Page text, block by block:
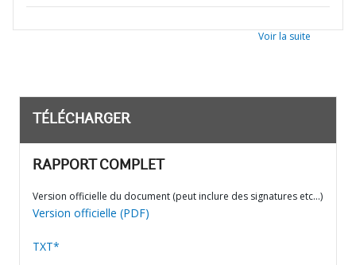
Voir la suite
TÉLÉCHARGER
RAPPORT COMPLET
Version officielle du document (peut inclure des signatures etc…)
Version officielle (PDF)
TXT*